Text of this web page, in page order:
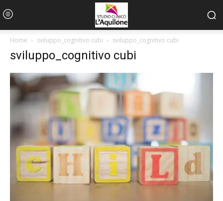
Home sviluppo_cognitivo cubi sviluppo_cognitivo cubi
sviluppo_cognitivo cubi